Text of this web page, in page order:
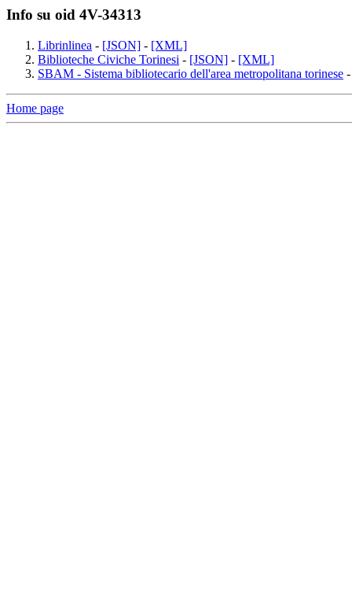
Info su oid 4V-34313
Librinlinea - [JSON] - [XML]
Biblioteche Civiche Torinesi - [JSON] - [XML]
SBAM - Sistema bibliotecario dell'area metropolitana torinese
Home page